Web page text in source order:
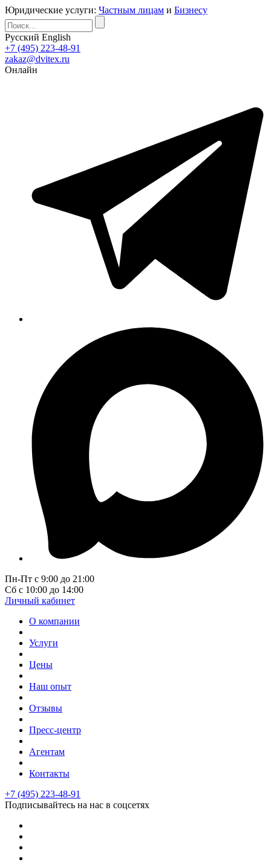
Юридические услуги: Частным лицам и Бизнесу
Русский English
+7 (495) 223-48-91
zakaz@dvitex.ru
Онлайн
Пн-Пт с 9:00 до 21:00
Сб с 10:00 до 14:00
Личный кабинет
О компании
Услуги
Цены
Наш опыт
Отзывы
Пресс-центр
Агентам
Контакты
+7 (495) 223-48-91
Подписывайтесь на нас в соцсетях